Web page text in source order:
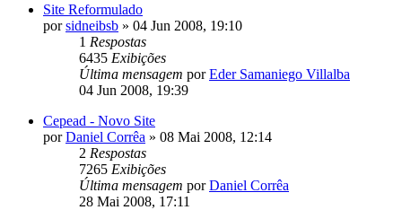
Site Reformulado
porsidneibsb » 04 Jun 2008, 19:10
1 Respostas
6435 Exibições
Última mensagem porEder Samaniego Villalba
04 Jun 2008, 19:39
Cepead - Novo Site
porDaniel Corrêa » 08 Mai 2008, 12:14
2 Respostas
7265 Exibições
Última mensagem porDaniel Corrêa
28 Mai 2008, 17:11